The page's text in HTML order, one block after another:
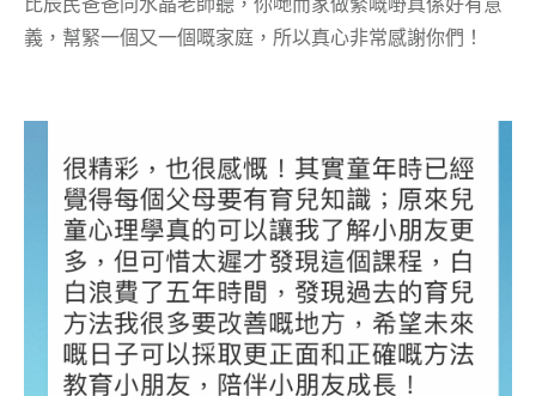
義，幫緊一個又一個嘅家庭，所以真心非常感謝你們！